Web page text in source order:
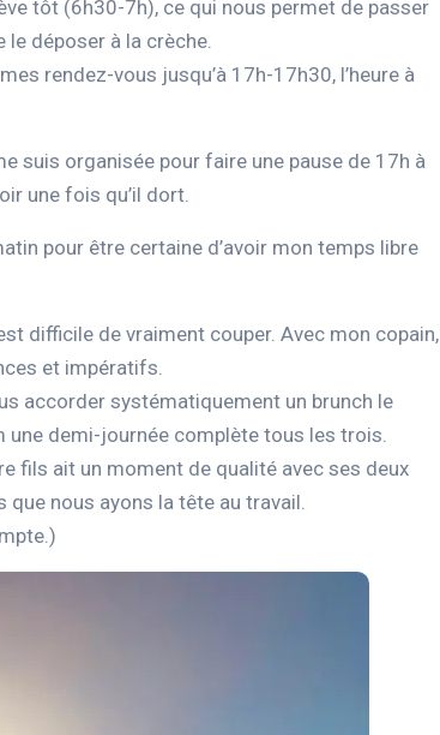
tôt (6h30-7h), ce qui nous permet de passer
le déposer à la crèche.
rendez-vous jusqu’à 17h-17h30, l’heure à
suis organisée pour faire une pause de 17h à
une fois qu’il dort.
pour être certaine d’avoir mon temps libre
difficile de vraiment couper. Avec mon copain,
et impératifs.
accorder systématiquement un brunch le
une demi-journée complète tous les trois.
fils ait un moment de qualité avec ses deux
que nous ayons la tête au travail.